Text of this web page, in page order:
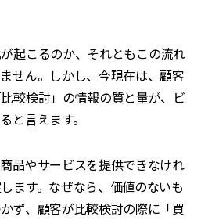
起こるのか、それともこの流れ
せん。しかし、今現在は、顧客
較検討」の情報の質と量が、ビ
と言えます。
品やサービスを提供できなけれ
ます。なぜなら、価値のないも
ず、顧客が比較検討の際に「買